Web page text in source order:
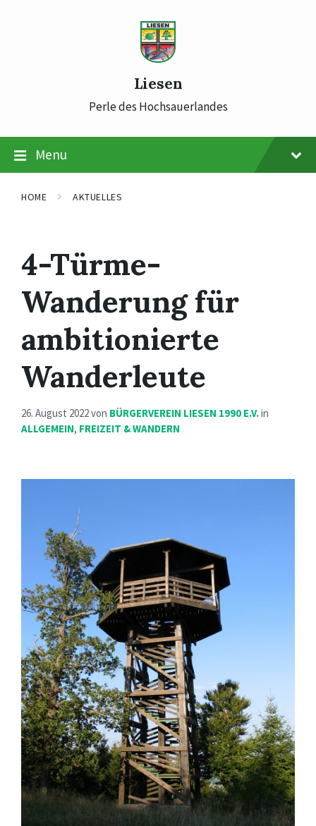
Liesen
Perle des Hochsauerlandes
Menu
HOME AKTUELLES
4-Türme-
Wanderung für
ambitionierte
Wanderleute
26. August 2022von BÜRGERVEREIN LIESEN 1990 E.V.in
ALLGEMEIN, FREIZEIT & WANDERN